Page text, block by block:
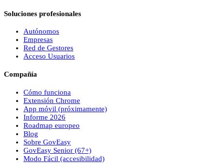
Soluciones profesionales
Autónomos
Empresas
Red de Gestores
Acceso Usuarios
Compañía
Cómo funciona
Extensión Chrome
App móvil (próximamente)
Informe 2026
Roadmap europeo
Blog
Sobre GovEasy
GovEasy Senior (67+)
Modo Fácil (accesibilidad)